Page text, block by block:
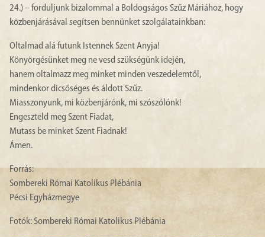
24.) – forduljunk bizalommal a Boldogságos Szűz Máriához, hogy
közbenjárásával segítsen bennünket szolgálatainkban:
Oltalmad alá futunk Istennek Szent Anyja!
Könyörgésünket meg ne vesd szükségünk idején,
hanem oltalmazz meg minket minden veszedelemtől,
mindenkor dicsőséges és áldott Szűz.
Miasszonyunk, mi közbenjárónk, mi szószólónk!
Engeszteld meg Szent Fiadat,
Mutass be minket Szent Fiadnak!
Ámen.
Forrás:
Sombereki Római Katolikus Plébánia
Pécsi Egyházmegye
Fotók: Sombereki Római Katolikus Plébánia